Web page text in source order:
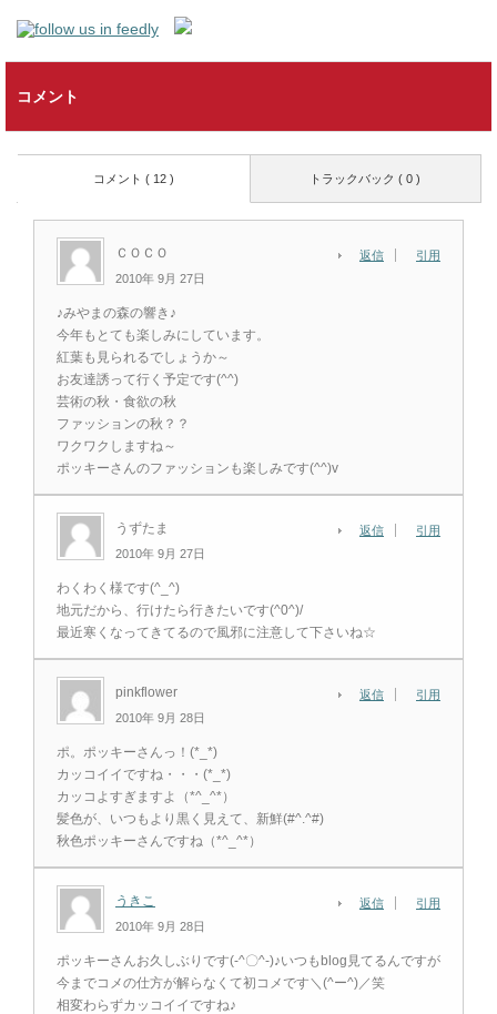
コメント
トラックバック ( 0 )
コメント ( 12 )
ＣＯＣＯ
2010年 9月 27日
返信 引用
♪みやまの森の響き♪
今年もとても楽しみにしています。
紅葉も見られるでしょうか～
お友達誘って行く予定です(^^)
芸術の秋・食欲の秋
ファッションの秋？？
ワクワクしますね～
ポッキーさんのファッションも楽しみです(^^)v
うずたま
2010年 9月 27日
返信 引用
わくわく様です(^_^)
地元だから、行けたら行きたいです(^0^)/
最近寒くなってきてるので風邪に注意して下さいね☆
pinkflower
2010年 9月 28日
返信 引用
ポ。ポッキーさんっ！(*_*)
カッコイイですね・・・(*_*)
カッコよすぎますよ（*^_^*）
髪色が、いつもより黒く見えて、新鮮(#^.^#)
秋色ポッキーさんですね（*^_^*）
うきこ
2010年 9月 28日
返信 引用
ポッキーさんお久しぶりです(-^〇^-)♪いつもblog見てるんですが
今までコメの仕方が解らなくて初コメです＼(^ー^)／笑
相変わらずカッコイイですね♪